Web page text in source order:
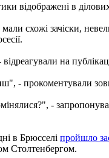
відображені в
мали схожі зачіски,
на
- прокоментували
-
в Брюсселі пройшло
Столтенбергом.